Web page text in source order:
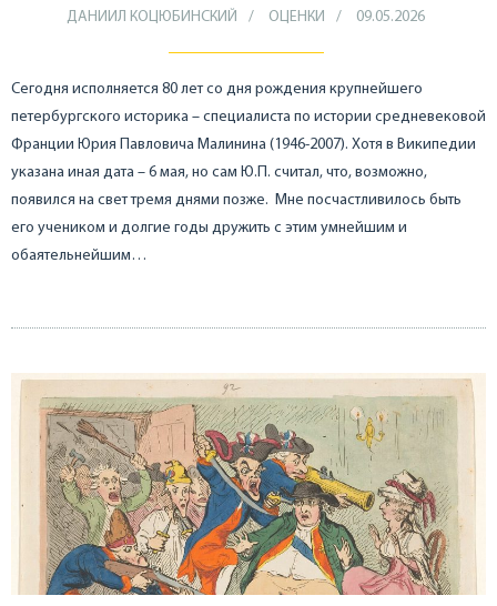
ДАНИИЛ КОЦЮБИНСКИЙ ОЦЕНКИ 09.05.2026
Сегодня исполняется 80 лет со дня рождения крупнейшего
петербургского историка – специалиста по истории средневековой
Франции Юрия Павловича Малинина (1946-2007). Хотя в Википедии
указана иная дата – 6 мая, но сам Ю.П. считал, что, возможно,
появился на свет тремя днями позже. Мне посчастливилось быть
его учеником и долгие годы дружить с этим умнейшим и
обаятельнейшим…